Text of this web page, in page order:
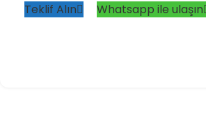
Teklif Alın Whatsapp ile ulaşın